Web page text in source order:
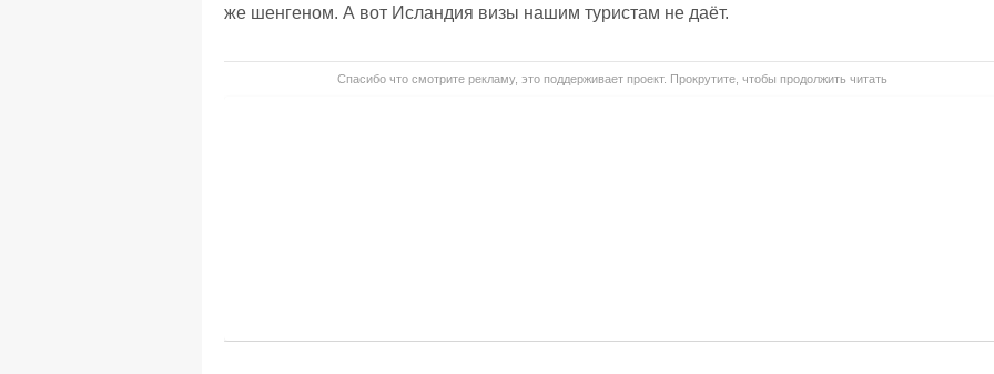
же шенгеном. А вот Исландия визы нашим туристам не даёт.
Спасибо что смотрите рекламу, это поддерживает проект. Прокрутите, чтобы продолжить читать